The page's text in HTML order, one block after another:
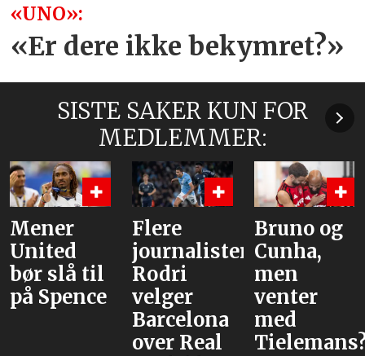
«UNO»:
«Er dere ikke bekymret?»
SISTE SAKER KUN FOR
MEDLEMMER:
Flere
journalister:
Rodri
velger
Bruno og
Cunha,
men
venter
med
Tielemans?
Hva er